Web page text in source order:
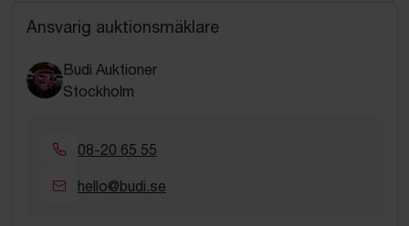
Ansvarig auktionsmäklare
Budi Auktioner
Stockholm
08-20 65 55
hello@budi.se